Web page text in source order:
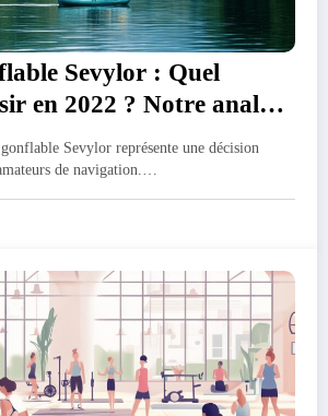
Sevylor : Quel
en 2022 ? Notre analyse
Sevylor représente une décision
de navigation.…